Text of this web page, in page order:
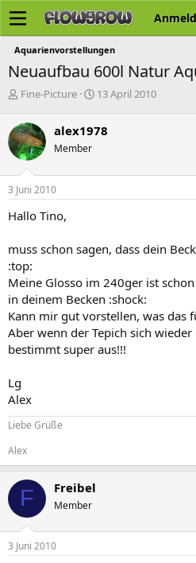
Aquarienvorstellungen
Neuaufbau 600l Natur
E
s
t
e
l
l
e
Fine-Picture
E
t
l
13 April 2010
alex1978
Member
3 Juni 2010
Hallo Tino,
muss schon sagen, dass dein
:top:
Meine Glosso im 240ger ist
in deinem Becken :shock:
Kann mir gut vorstellen, was das
Aber wenn der Tepich sich
bestimmt super aus!!!
Lg
Alex
Liebe Grüße
Alex
F Freibel
Member
3 Juni 2010